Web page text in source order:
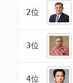
2位
3位
4位